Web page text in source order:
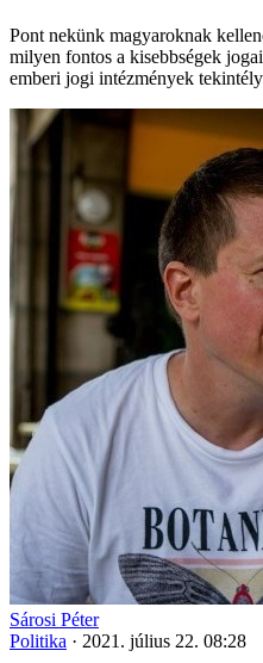
Pont nekünk magyaroknak
milyen fontos a kisebbségek
emberi jogi intézmények
Sárosi Péter
Politika · 2021. július 22. 08:28